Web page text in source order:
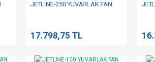
JETLINE-250 YUVARLAK FAN
17.798,75 TL